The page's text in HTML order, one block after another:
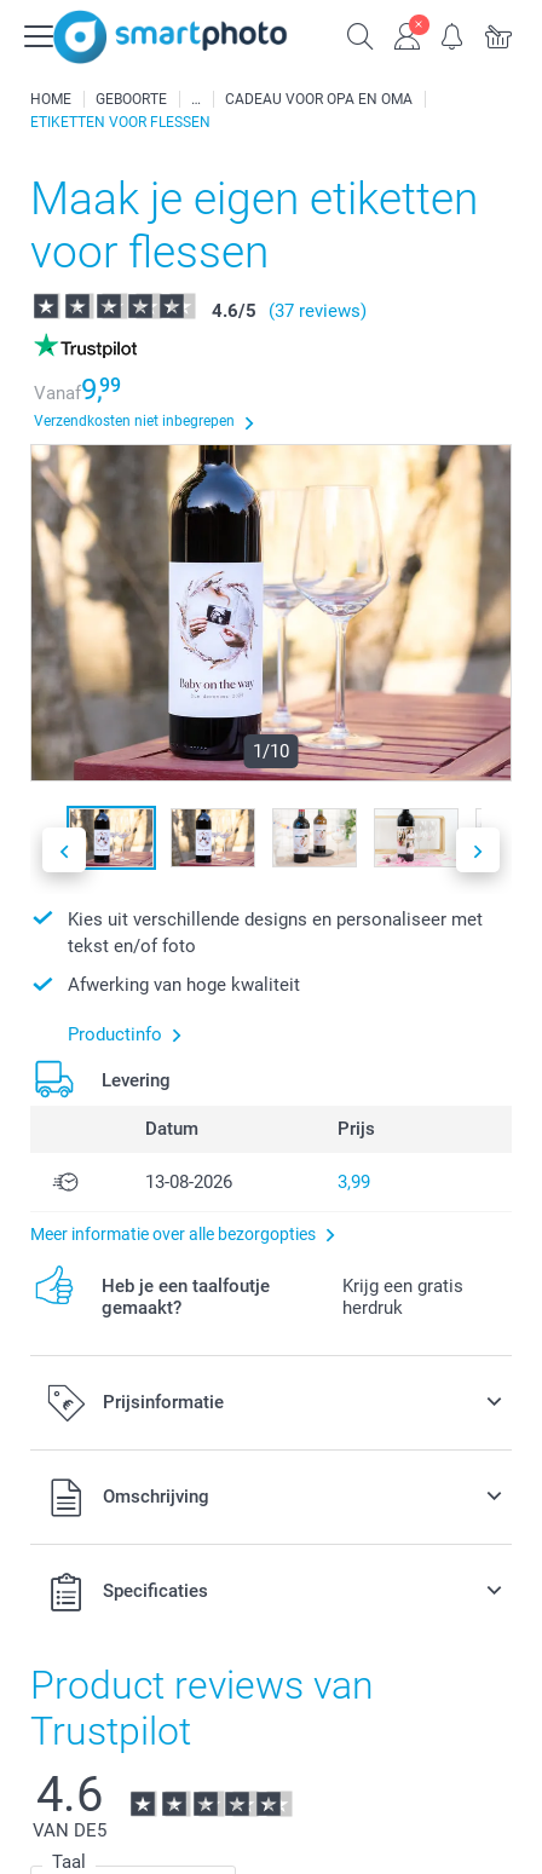
HOME GEBOORTE
CADEAU VOOR OPA EN OMA
ETIKETTEN VOOR FLESSEN
Maak je eigen etiketten
voor flessen
4.6/5 (37 reviews)
Vanaf9,99
Verzendkosten niet inbegrepen
1/10
Kies uit verschillende designs en personaliseer met
tekst en/of foto
Afwerking van hoge kwaliteit
Productinfo
Levering
Datum Prijs
13-08-2026 3,99
Meer informatie over alle bezorgopties
Heb je een taalfoutje
gemaakt?
Krijg een gratis
herdruk
Prijsinformatie
Alle prijzen zijn in EURO (€) inclusief BTW en exclusief
verzendkosten.Omschrijving
Specificaties
Product reviews van
Trustpilot
4.6
VAN DE5
Taal